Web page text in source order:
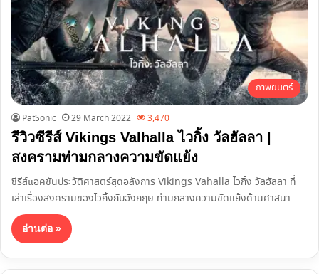
ภาพยนตร์
PatSonic 29 March 2022 3,470
รีวิวซีรีส์ Vikings Valhalla ไวกิ้ง วัลฮัลลา |
สงครามท่ามกลางความขัดแย้ง
ซีรีส์แอคชันประวัติศาสตร์สุดอลังการ Vikings Vahalla ไวกิ้ง วัลฮัลลา ที่
เล่าเรื่องสงครามของไวกิ้งกับอังกฤษ ท่ามกลางความขัดแย้งด้านศาสนา
อ่านต่อ »